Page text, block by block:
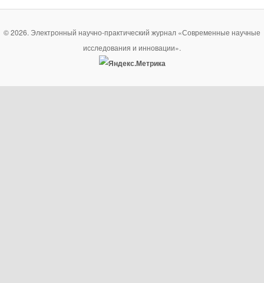
© 2026. Электронный научно-практический журнал «Современные научные
исследования и инновации».